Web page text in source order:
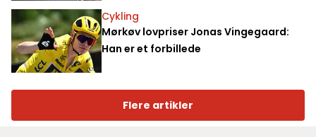
Cykling
Mørkøv lovpriser Jonas Vingegaard:
Han er et forbillede
Flere artikler